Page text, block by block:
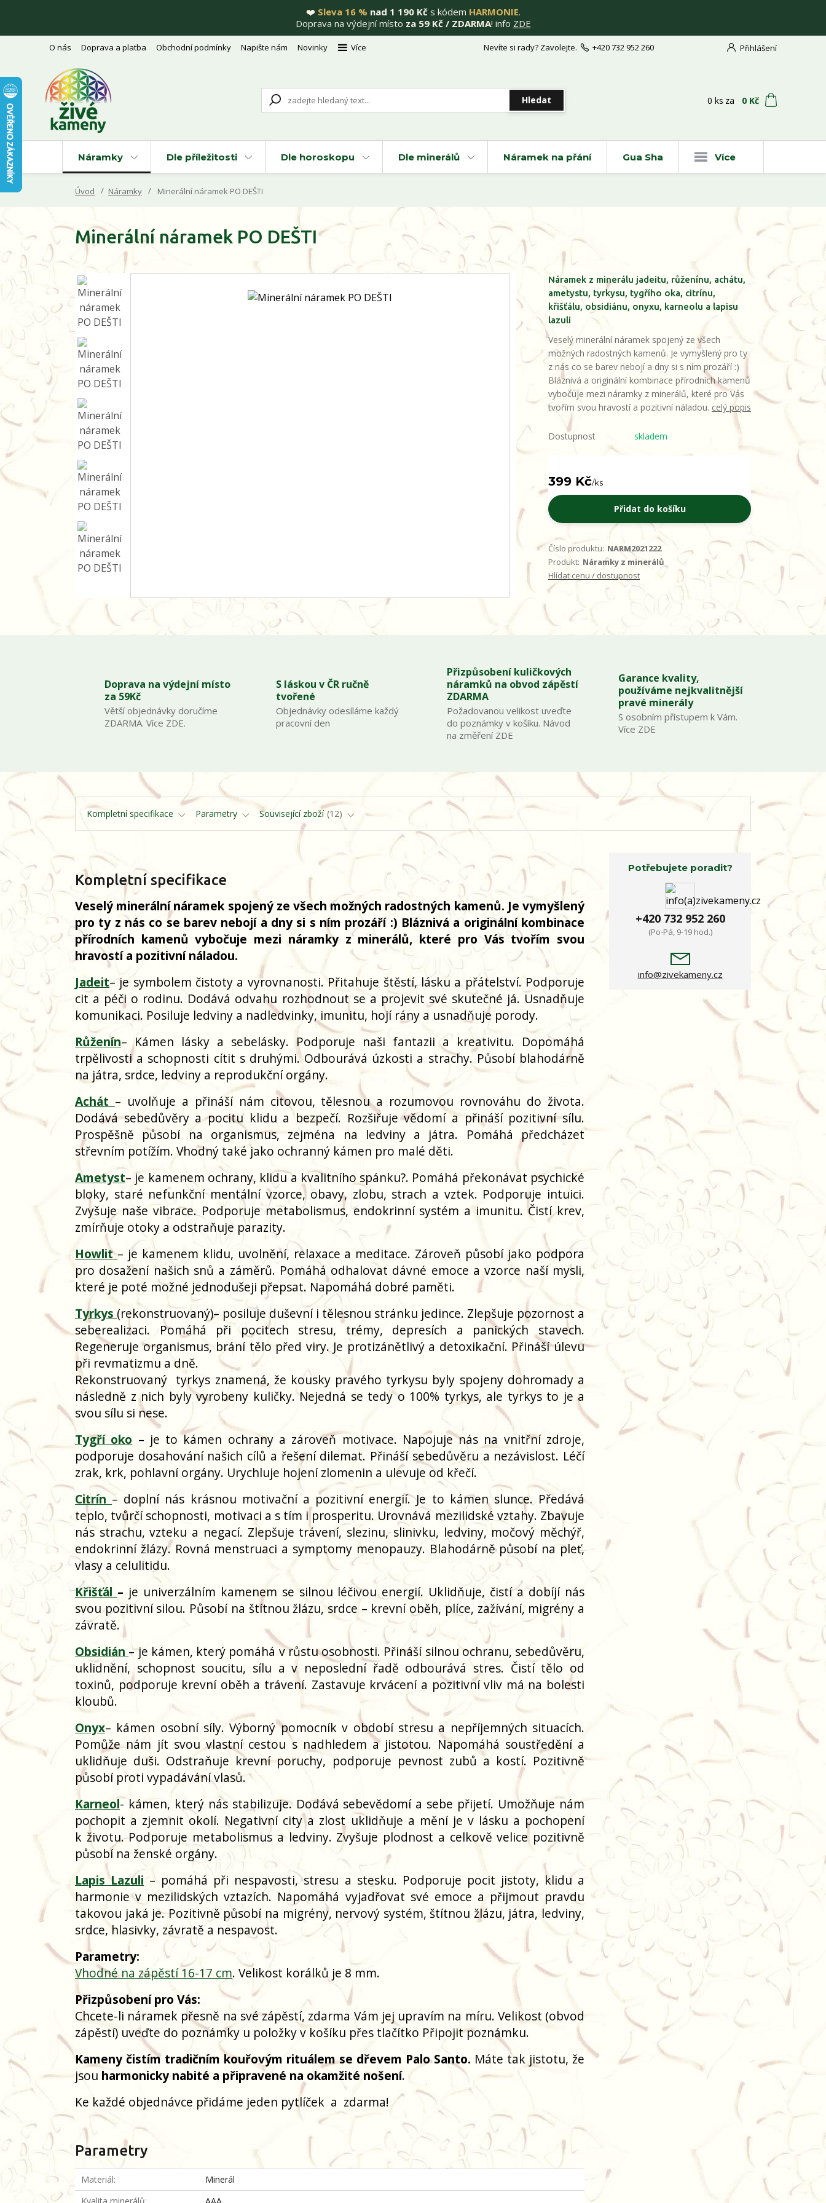
❤️ Sleva 16 % nad 1 190 Kčs kódem HARMONIE.
Doprava na výdejní místo za 59 Kč / ZDARMA! info ZDE
O nás Doprava a platba Obchodní podmínky Napište nám Novinky Více Přihlášení
Hledat
Nevíte si rady? Zavolejte. +420 732 952 260
0 ks za 0 Kč
Náramky Dle příležitosti Dle horoskopu Dle minerálů Náramek na přání Gua Sha Více
Úvod Náramky Minerální náramek PO DEŠTI
Minerální náramek PO DEŠTI
Náramek z minerálu jadeitu, růženínu, achátu,
ametystu, tyrkysu, tygřího oka, citrínu,
křišťálu, obsidiánu, onyxu, karneolu a lapisu
lazuli
Veselý minerální náramek spojený ze všech
možných radostných kamenů. Je vymyšlený pro ty
z nás co se barev nebojí a dny si s ním prozáří :)
Bláznivá a originální kombinace přírodních kamenů
vybočuje mezi náramky z minerálů, které pro Vás
tvořím svou hravostí a pozitivní náladou. celý popis
Dostupnost skladem
399 Kč/ks
Přidat do košíku
Číslo produktu: NARM2021222
Produkt: Náramky z minerálů
Hlídat cenu / dostupnost
Doprava na výdejní místo
za 59Kč
Větší objednávky doručíme
ZDARMA. Více ZDE.
S láskou v ČR ručně
tvořené
Objednávky odesíláme každý
pracovní den
Přizpůsobení kuličkových
náramků na obvod zápěstí
ZDARMA
Požadovanou velikost uveďte
do poznámky v košíku. Návod
na změření ZDE
Garance kvality,
používáme nejkvalitnější
pravé minerály
S osobním přístupem k Vám.
Více ZDE
Kompletní specifikace Parametry Související zboží 12
Kompletní specifikace
Veselý minerální náramek spojený ze všech možných radostných kamenů. Je vymyšlený
pro ty z nás co se barev nebojí a dny si s ním prozáří :) Bláznivá a originální kombinace
přírodních kamenů vybočuje mezi náramky z minerálů, které pro Vás tvořím svou
hravostí a pozitivní náladou.
Jadeit– je symbolem čistoty a vyrovnanosti. Přitahuje štěstí, lásku a přátelství. Podporuje
cit a péči o rodinu. Dodává odvahu rozhodnout se a projevit své skutečné já. Usnadňuje
komunikaci. Posiluje ledviny a nadledvinky, imunitu, hojí rány a usnadňuje porody.
Růženín– Kámen lásky a sebelásky. Podporuje naši fantazii a kreativitu. Dopomáhá
trpělivosti a schopnosti cítit s druhými. Odbourává úzkosti a strachy. Působí blahodárně
na játra, srdce, ledviny a reprodukční orgány.
Achát – uvolňuje a přináší nám citovou, tělesnou a rozumovou rovnováhu do života.
Dodává sebedůvěry a pocitu klidu a bezpečí. Rozšiřuje vědomí a přináší pozitivní sílu.
Prospěšně působí na organismus, zejména na ledviny a játra. Pomáhá předcházet
střevním potížím. Vhodný také jako ochranný kámen pro malé děti.
Ametyst– je kamenem ochrany, klidu a kvalitního spánku?. Pomáhá překonávat psychické
bloky, staré nefunkční mentální vzorce, obavy, zlobu, strach a vztek. Podporuje intuici.
Zvyšuje naše vibrace. Podporuje metabolismus, endokrinní systém a imunitu. Čistí krev,
zmírňuje otoky a odstraňuje parazity.
Howlit– je kamenem klidu, uvolnění, relaxace a meditace. Zároveň působí jako podpora
pro dosažení našich snů a záměrů. Pomáhá odhalovat dávné emoce a vzorce naší mysli,
které je poté možné jednodušeji přepsat. Napomáhá dobré paměti.
Tyrkys (rekonstruovaný)– posiluje duševní i tělesnou stránku jedince. Zlepšuje pozornost a
seberealizaci. Pomáhá při pocitech stresu, trémy, depresích a panických stavech.
Regeneruje organismus, brání tělo před viry. Je protizánětlivý a detoxikační. Přináší úlevu
při revmatizmu a dně.
Rekonstruovaný tyrkys znamená, že kousky pravého tyrkysu byly spojeny dohromady a
následně z nich byly vyrobeny kuličky. Nejedná se tedy o 100% tyrkys, ale tyrkys to je a
svou sílu si nese.
Tygří oko – je to kámen ochrany a zároveň motivace. Napojuje nás na vnitřní zdroje,
podporuje dosahování našich cílů a řešení dilemat. Přináší sebedůvěru a nezávislost. Léčí
zrak, krk, pohlavní orgány. Urychluje hojení zlomenin a ulevuje od křečí.
Citrín– doplní nás krásnou motivační a pozitivní energií. Je to kámen slunce. Předává
teplo, tvůrčí schopnosti, motivaci a s tím i prosperitu. Urovnává mezilidské vztahy. Zbavuje
nás strachu, vzteku a negací. Zlepšuje trávení, slezinu, slinivku, ledviny, močový měchýř,
endokrinní žlázy. Rovná menstruaci a symptomy menopauzy. Blahodárně působí na pleť,
vlasy a celulitidu.
Křišťál – je univerzálním kamenem se silnou léčivou energií. Uklidňuje, čistí a dobíjí nás
svou pozitivní silou. Působí na štítnou žlázu, srdce – krevní oběh, plíce, zažívání, migrény a
závratě.
Obsidián – je kámen, který pomáhá v růstu osobnosti. Přináší silnou ochranu, sebedůvěru,
uklidnění, schopnost soucitu, sílu a v neposlední řadě odbourává stres. Čistí tělo od
toxinů, podporuje krevní oběh a trávení. Zastavuje krvácení a pozitivní vliv má na bolesti
kloubů.
Onyx– kámen osobní síly. Výborný pomocník v období stresu a nepříjemných situacích.
Pomůže nám jít svou vlastní cestou s nadhledem a jistotou. Napomáhá soustředění a
uklidňuje duši. Odstraňuje krevní poruchy, podporuje pevnost zubů a kostí. Pozitivně
působí proti vypadávání vlasů.
Karneol- kámen, který nás stabilizuje. Dodává sebevědomí a sebe přijetí. Umožňuje nám
pochopit a zjemnit okolí. Negativní city a zlost uklidňuje a mění je v lásku a pochopení
k životu. Podporuje metabolismus a ledviny. Zvyšuje plodnost a celkově velice pozitivně
působí na ženské orgány.
Lapis Lazuli – pomáhá při nespavosti, stresu a stesku. Podporuje pocit jistoty, klidu a
harmonie v mezilidských vztazích. Napomáhá vyjadřovat své emoce a přijmout pravdu
takovou jaká je. Pozitivně působí na migrény, nervový systém, štítnou žlázu, játra, ledviny,
srdce, hlasivky, závratě a nespavost.
Parametry:
Vhodné na zápěstí 16-17 cm. Velikost korálků je 8 mm.
Přizpůsobení pro Vás:
Chcete-li náramek přesně na své zápěstí, zdarma Vám jej upravím na míru. Velikost (obvod
zápěstí) uveďte do poznámky u položky v košíku přes tlačítko Připojit poznámku.
Kameny čistím tradičním kouřovým rituálem se dřevem Palo Santo. Máte tak jistotu, že
jsou harmonicky nabité a připravené na okamžité nošení.
Ke každé objednávce přidáme jeden pytlíček a zdarma!
Parametry
Materiál
Minerál
Potřebujete poradit?
+420 732 952 260
(Po-Pá, 9-19 hod.)
info@zivekameny.cz